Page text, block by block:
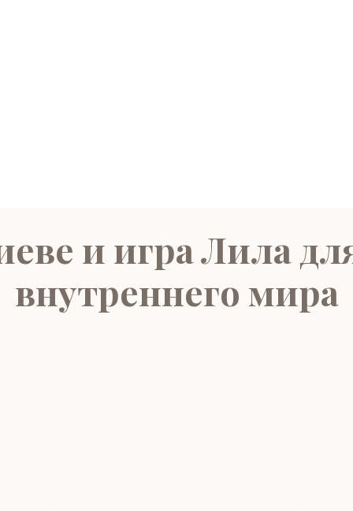
и игра Лила
внутреннего мира